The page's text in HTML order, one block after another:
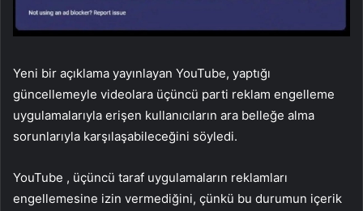
Yeni bir açıklama yayınlayan YouTube, yaptığı
güncellemeyle videolara üçüncü parti reklam engelleme
uygulamalarıyla erişen kullanıcıların ara belleğe alma
sorunlarıyla karşılaşabileceğini söyledi.
YouTube , üçüncü taraf uygulamaların reklamları
engellemesine izin vermediğini, çünkü bu durumun içerik